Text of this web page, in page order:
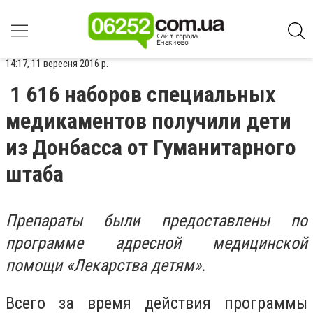
14:17, 11 вересня 2016 р.
1 616 наборов специальных
медикаментов получили дети
из Донбасса от Гуманитарного
штаба
Препаратыбылипредоставлены по
программе адресной медицинской
помощи «Лекарства детям».
Всего за время действия программы